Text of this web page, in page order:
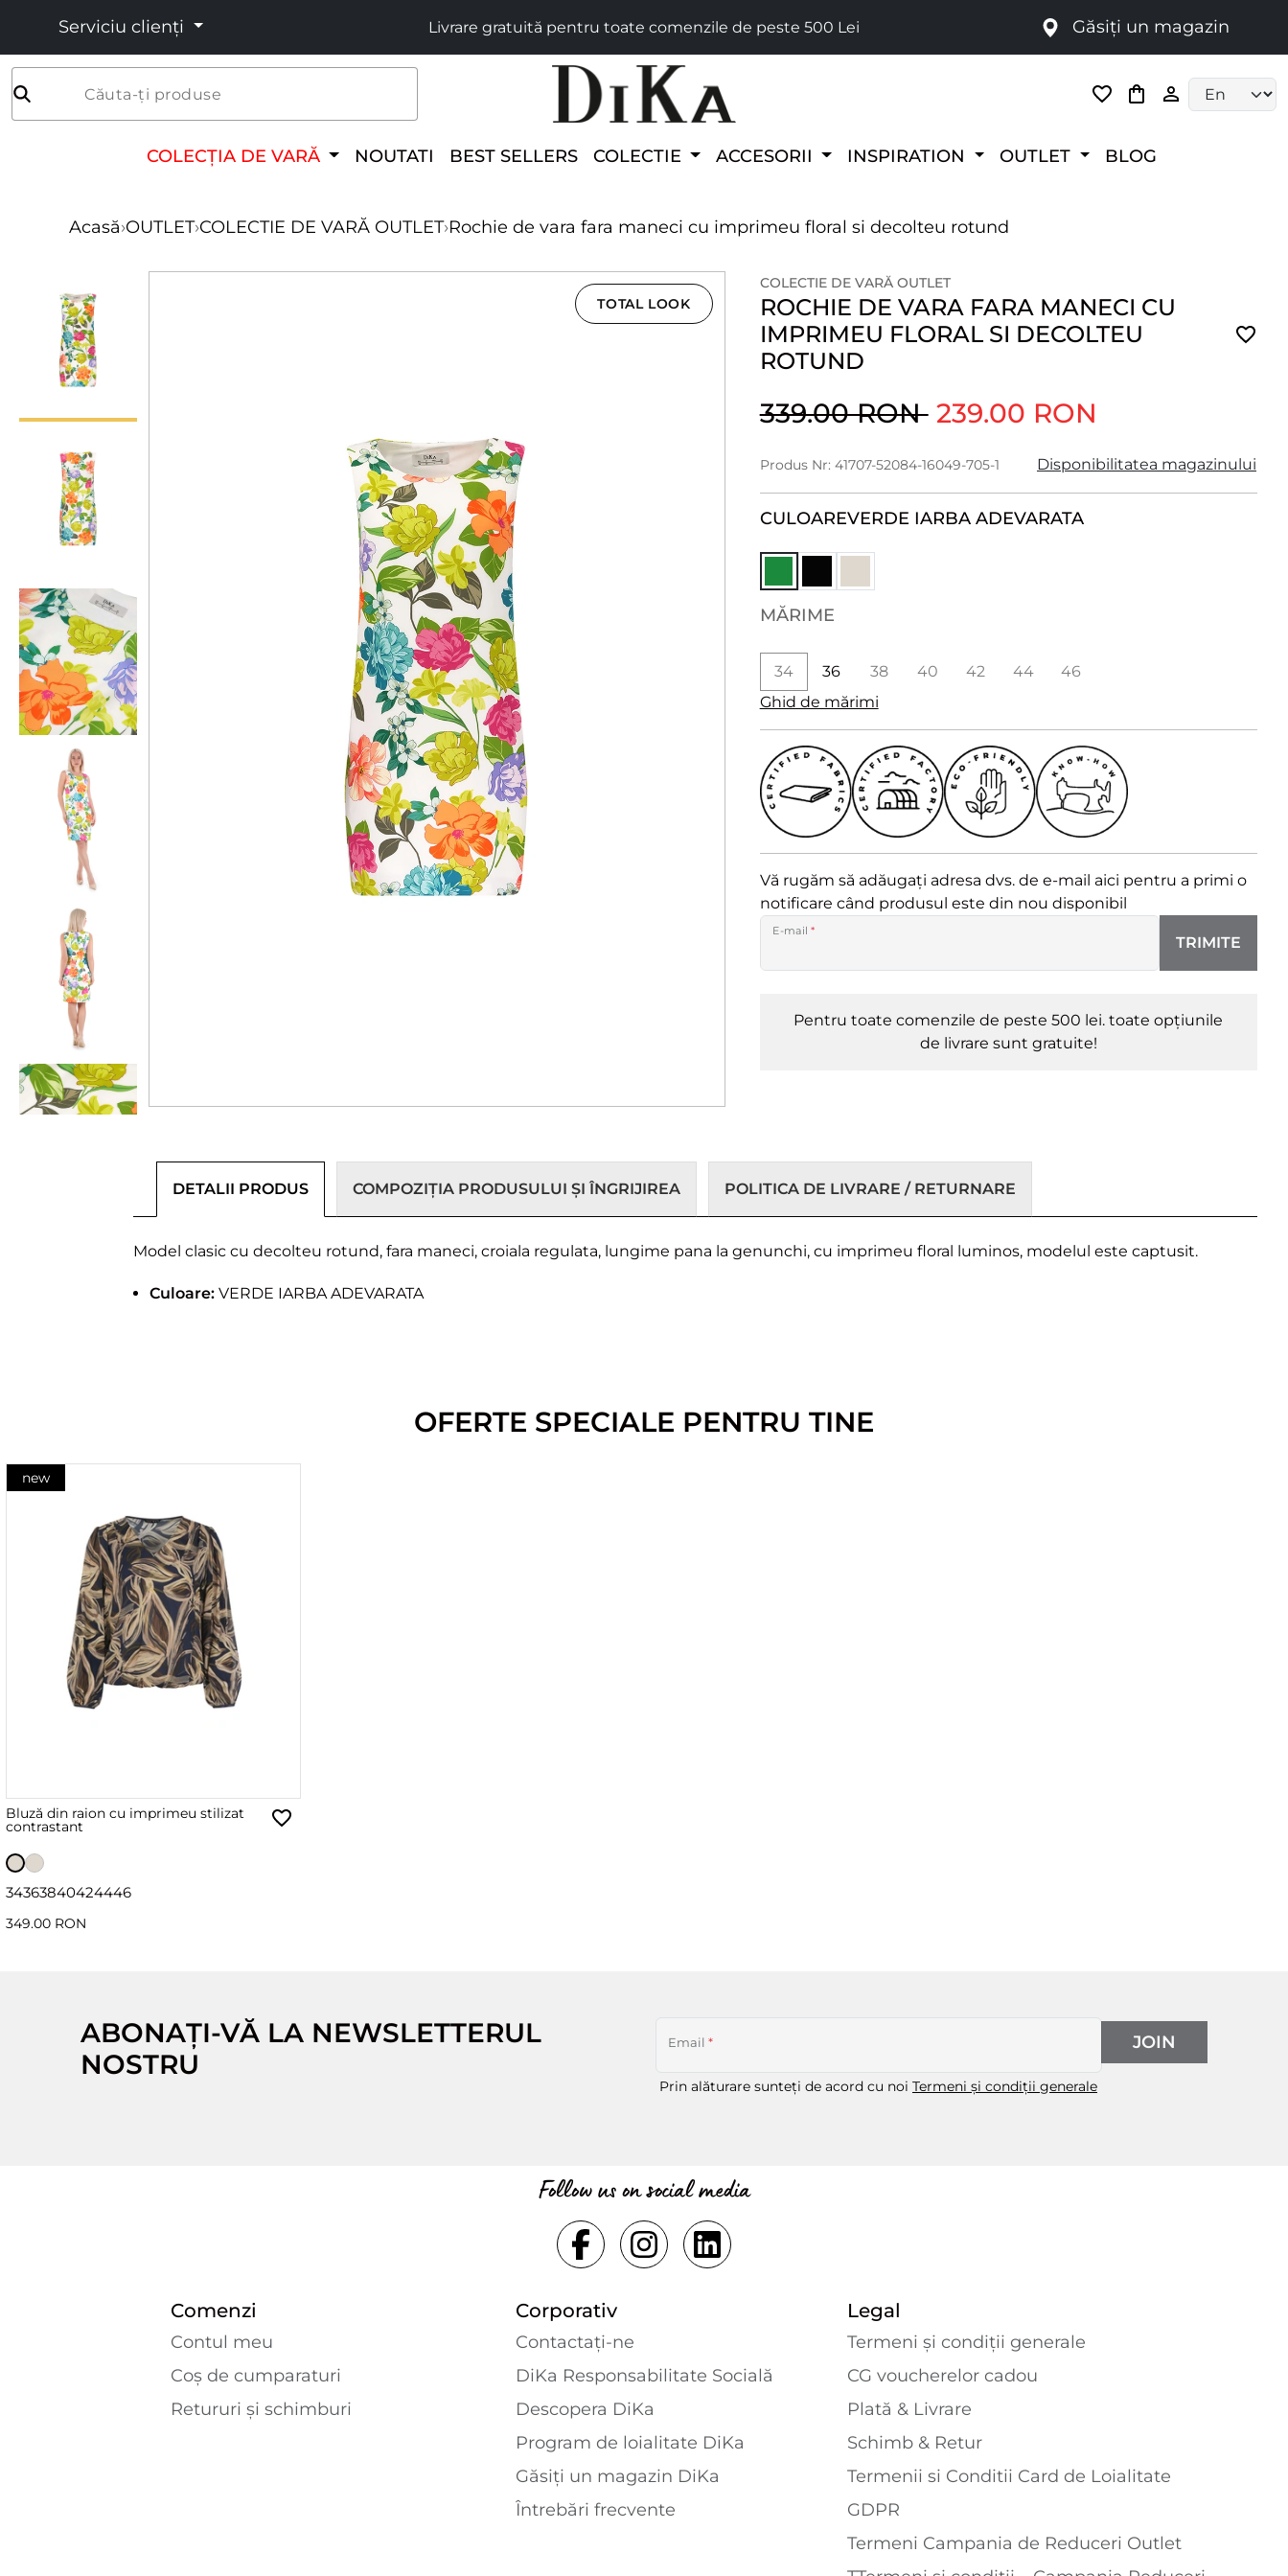
Serviciu clienți Livrare gratuită pentru toate comenzile de peste 500 Lei Găsiți un magazin
Căuta-ți produse
COLECȚIA DE VARĂ NOUTATI BEST SELLERS COLECTIE ACCESORII INSPIRATION OUTLET BLOG
Acasă›OUTLET›COLECTIE DE VARĂ OUTLET›Rochie de vara fara maneci cu imprimeu floral si decolteu rotund
TOTAL LOOK
COLECTIE DE VARĂ OUTLET
ROCHIE DE VARA FARA MANECI CU
IMPRIMEU FLORAL SI DECOLTEU
ROTUND
339.00 RON 239.00 RON
Produs Nr: 41707-52084-16049-705-1 Disponibilitatea magazinului
CULOAREVERDE IARBA ADEVARATA
MĂRIME
34 36 38 40 42 44
46
Ghid de mărimi
Vă rugăm să adăugați adresa dvs. de e-mail aici pentru a primi o
notificare când produsul este din nou disponibil
E-mail *
TRIMITE
Pentru toate comenzile de peste 500 lei. toate opțiunile
de livrare sunt gratuite!
DETALII PRODUS COMPOZIȚIA PRODUSULUI ȘI ÎNGRIJIREA POLITICA DE LIVRARE / RETURNARE
Model clasic cu decolteu rotund, fara maneci, croiala regulata, lungime pana la genunchi, cu imprimeu floral luminos, modelul este captusit.
Culoare: VERDE IARBA ADEVARATA
OFERTE SPECIALE PENTRU TINE
new
Bluză din raion cu imprimeu stilizat
contrastant
34363840424446
349.00 RON
ABONAȚI-VĂ LA NEWSLETTERUL
NOSTRU
Email *
Prin alăturare sunteți de acord cu noi Termeni și condiții generale
JOIN
Follow us on social media
Comenzi
Contul meu
Coș de cumparaturi
Retururi și schimburi
Corporativ
Contactaţi-ne
DiKa Responsabilitate Socială
Descopera DiKa
Program de loialitate DiKa
Găsiți un magazin DiKa
Întrebări frecvente
Legal
Termeni și condiții generale
CG voucherelor cadou
Plată & Livrare
Schimb & Retur
Termenii si Conditii Card de Loialitate
GDPR
Termeni Campania de Reduceri Outlet